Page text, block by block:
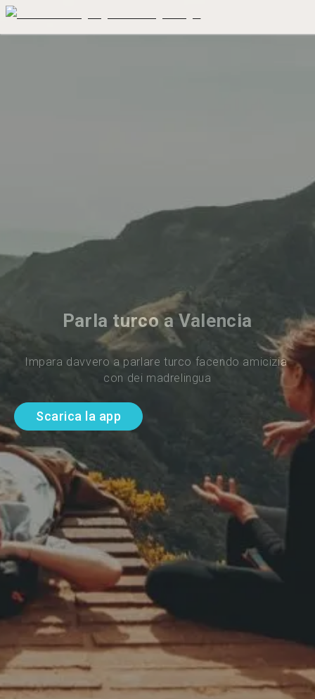
Parla turco a Valencia
Impara davvero a parlare turco facendo amicizia
con dei madrelingua
Scarica la app